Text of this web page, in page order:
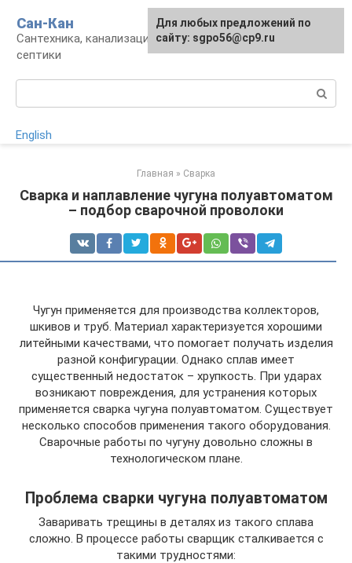
контенту
Сан-Кан
Сантехника, канализация, водопровод,
септики
English
Главная » Сварка
Сварка и наплавление чугуна полуавтоматом
– подбор сварочной проволоки
Чугун применяется для производства коллекторов,
шкивов и труб. Материал характеризуется хорошими
литейными качествами, что помогает получать изделия
разной конфигурации. Однако сплав имеет
существенный недостаток – хрупкость. При ударах
возникают повреждения, для устранения которых
применяется сварка чугуна полуавтоматом. Существует
несколько способов применения такого оборудования.
Сварочные работы по чугуну довольно сложны в
технологическом плане.
Проблема сварки чугуна полуавтоматом
Заваривать трещины в деталях из такого сплава
сложно. В процессе работы сварщик сталкивается с
такими трудностями:
Для любых предложений по
сайту: sgpo56@cp9.ru